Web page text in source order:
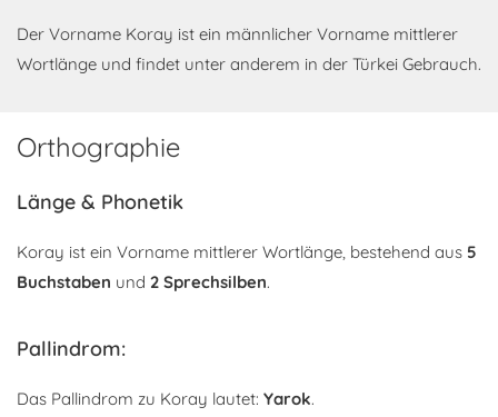
Der Vorname Koray ist ein männlicher Vorname mittlerer
Wortlänge und findet unter anderem in der Türkei Gebrauch.
Orthographie
Länge & Phonetik
Koray ist ein Vorname mittlerer Wortlänge, bestehend aus 5
Buchstaben und 2 Sprechsilben.
Pallindrom:
Das Pallindrom zu Koray lautet: Yarok.